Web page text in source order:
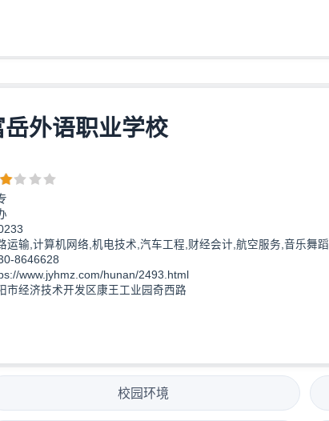
外语职业学校
运输,计算机网络,机电技术,汽车工程,财经会计,航空服务,音乐舞蹈
8646628
www.jyhmz.com/hunan/2493.html
市经济技术开发区康王工业园奇西路
校园环境